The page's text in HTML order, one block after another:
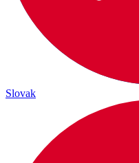
Slovak